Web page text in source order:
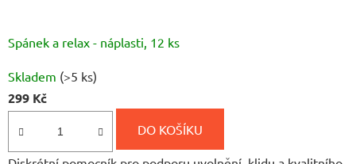
Spánek a relax - náplasti, 12 ks
hodnocení
produktu
5,0
Skladem (>5 ks)
299 Kč
DO KOŠÍKU